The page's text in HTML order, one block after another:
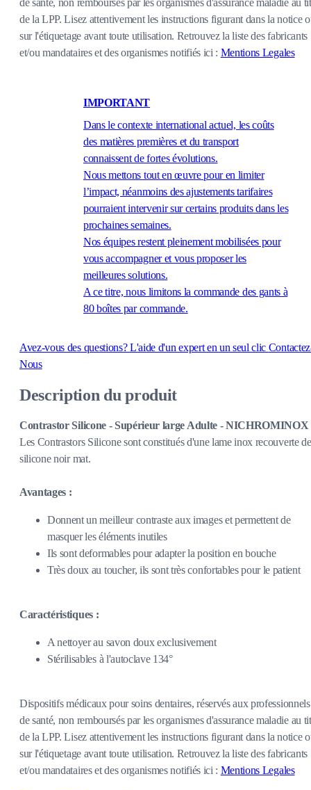
de la LPP. Lisez attentivement les instructions figurant dans la notice
sur l'étiquetage avant toute utilisation. Retrouvez la liste des fabricants
et/ou mandataires et des organismes notifiés ici : Mentions Legales
IMPORTANT
Dans le contexte international actuel, les coûts
des matières premières et du transport
connaissent de fortes évolutions.
Nous mettons tout en œuvre pour en limiter
l’impact, néanmoins des ajustements tarifaires
pourraient intervenir sur certains produits dans les
prochaines semaines.
Nos équipes restent pleinement mobilisées pour
vous accompagner et vous proposer les
meilleures solutions.
A ce titre, nous limitons la commande des gants à
80 boîtes par commande.
Avez-vous des questions?L'aide d'un expert en un seul clic
Nous
Description du produit
Contrastor Silicone - Supérieur large Adulte - NICHROMINOX
Les Contrastors Silicone sont constitués d'une lame inox recouverte de
silicone noir mat.
Avantages :
Donnent un meilleur contraste aux images et permettent de
masquer les éléments inutiles
Ils sont deformables pour adapter la position en bouche
Très doux au toucher, ils sont très confortables pour le patient
Caractéristiques :
A nettoyer au savon doux exclusivement
Stérilisables à l'autoclave 134°
Dispositifs médicaux pour soins dentaires, réservés aux professionnels
de santé, non remboursés par les organismes d'assurance maladie au
de la LPP. Lisez attentivement les instructions figurant dans la notice
sur l'étiquetage avant toute utilisation. Retrouvez la liste des fabricants
et/ou mandataires et des organismes notifiés ici : Mentions Legales